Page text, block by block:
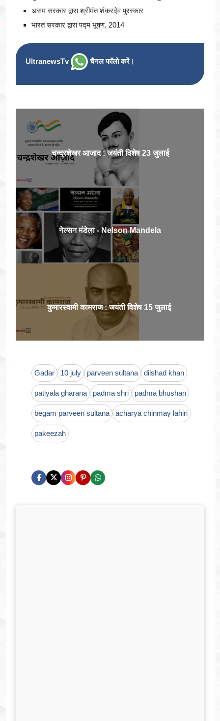
असम सरकार द्वारा श्रीमंत शंकरदेव पुरस्कार
भारत सरकार द्वारा पद्म भूषण, 2014
UltranewsTv चैनल फॉलो करें।
चन्द्रशेखर आजाद : जयंती विशेष 23 जुलाई
नेल्सन मंडेला - Nelson Mandela
कुमारस्वामी कामराज : जयंती विशेष 15 जुलाई
Gadar 10 july parveen sultana dilshad khan
patiyala gharana padma shri padma bhushan
begam parveen sultana acharya chinmay lahiri
pakeezah